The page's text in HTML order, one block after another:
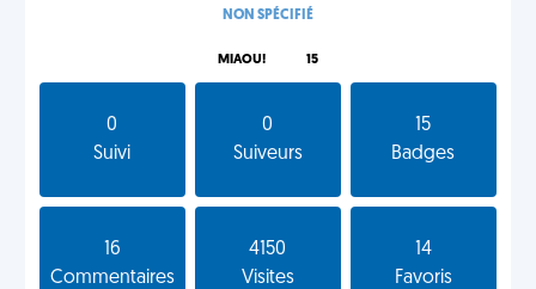
NON SPÉCIFIÉ
MIAOU! 15
0
Suivi
0
Suiveurs
15
Badges
16
Commentaires
4150
Visites
14
Favoris